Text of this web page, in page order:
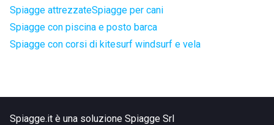
Spiagge attrezzateSpiagge per cani
Spiagge con piscina e posto barca
Spiagge con corsi di kitesurf windsurf e vela
Spiagge.it è una soluzione Spiagge Srl